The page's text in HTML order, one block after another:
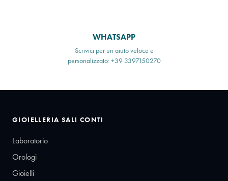
WHATSAPP
Scrivici per un aiuto veloce e
personalizzato: +39 3397150270
GIOIELLERIA SALI CONTI
Laboratorio
Orologi
Gioielli